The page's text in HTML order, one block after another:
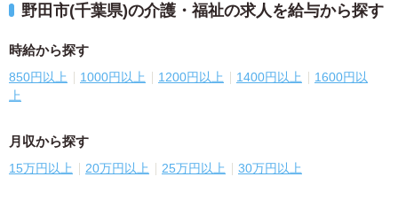
野田市(千葉県)の介護・福祉の求人を給与から探す
時給から探す
850円以上 1000円以上 1200円以上 1400円以上
1600円以
上
月収から探す
15万円以上 20万円以上 25万円以上 30万円以上